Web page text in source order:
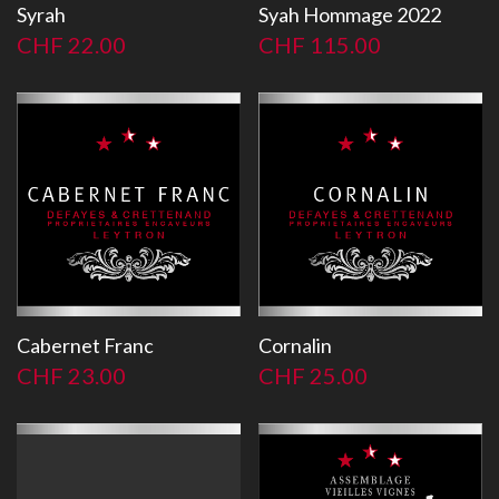
Syrah
CHF 22.00
Syah Hommage 2022
CHF 115.00
Cabernet Franc
CHF 23.00
Cornalin
CHF 25.00